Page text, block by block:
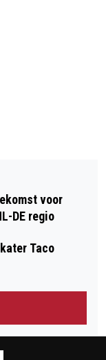
REGIO
voor
DE regio
Taco